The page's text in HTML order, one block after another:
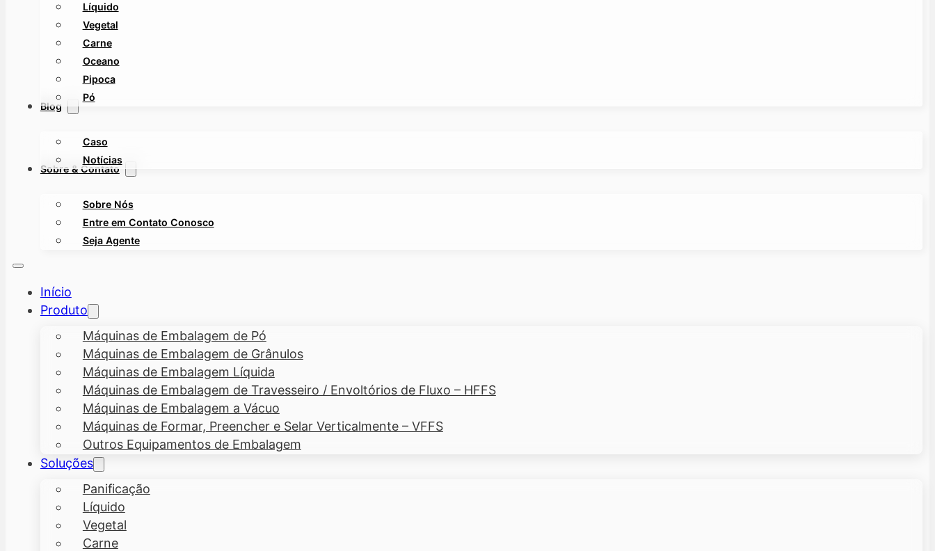
Líquido
Vegetal
Carne
Oceano
Pipoca
Pó
Blog
Caso
Notícias
Sobre & Contato
Sobre Nós
Entre em Contato Conosco
Seja Agente
Início
Produto
Máquinas de Embalagem de Pó
Máquinas de Embalagem de Grânulos
Máquinas de Embalagem Líquida
Máquinas de Embalagem de Travesseiro / Envoltórios de Fluxo – HFFS
Máquinas de Embalagem a Vácuo
Máquinas de Formar, Preencher e Selar Verticalmente – VFFS
Outros Equipamentos de Embalagem
Soluções
Panificação
Líquido
Vegetal
Carne